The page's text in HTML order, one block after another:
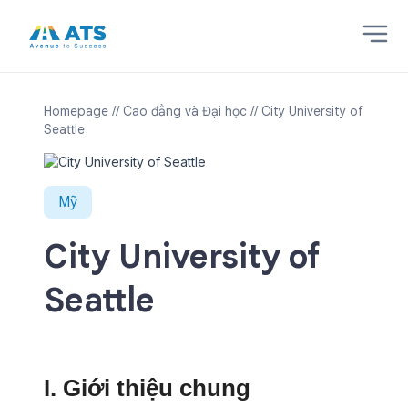
Homepage // Cao đẳng và Đại học // City University of
Seattle
Mỹ
City University of
Seattle
I. Giới thiệu chung